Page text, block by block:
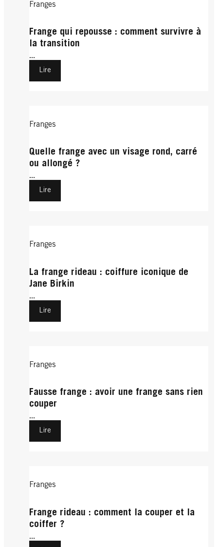
Franges
Frange qui repousse : comment survivre à
la transition
...
Lire
Franges
Quelle frange avec un visage rond, carré
ou allongé ?
...
Lire
Franges
La frange rideau : coiffure iconique de
Jane Birkin
...
Lire
Franges
Fausse frange : avoir une frange sans rien
couper
...
Lire
Franges
Frange rideau : comment la couper et la
coiffer ?
...